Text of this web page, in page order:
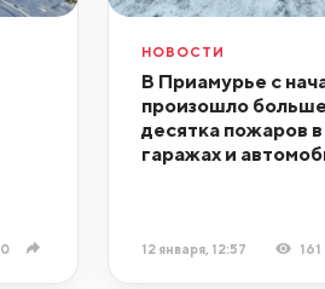
0
НОВОСТИ
В Приамурье с
произошло больше
десятка пожаров в
гаражах и
12 января, 12:57 161